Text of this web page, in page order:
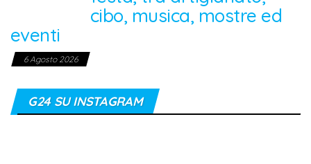
cibo, musica, mostre ed
eventi
6 Agosto 2026
G24 SU INSTAGRAM